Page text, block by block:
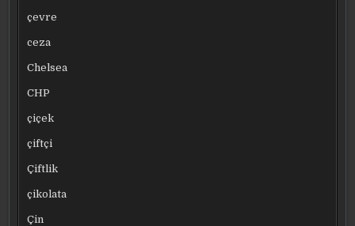
çevre
ceza
Chelsea
CHP
çiçek
çiftçi
Çiftlik
çikolata
Çin